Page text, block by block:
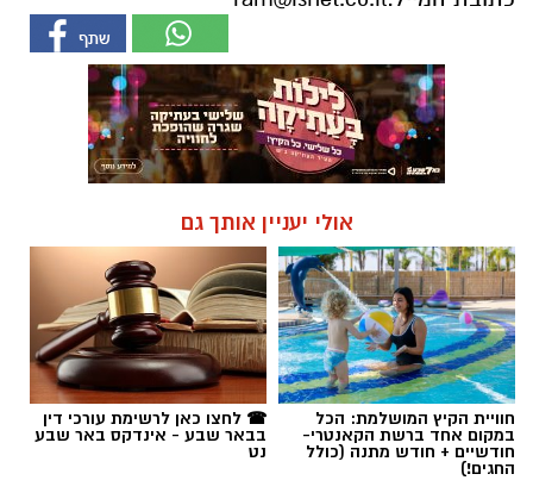
חוויית הקיץ המושלמת: הכל
חודשיים + חודש מתנה (כולל
☎ לחצו כאן לרשימת עורכי דין
נט
חדשות
הכלבה איקרה הריחה: 1.6 ק"ג קריסטל
הוסלקו במכסה מנוע של רכב בצומת
בית קמה
במסגרת מאבק המשטרה ומג"ב בפשיעה בנגב,
כלבנית משטרתית חשפה סמים קשים שהוסלקו